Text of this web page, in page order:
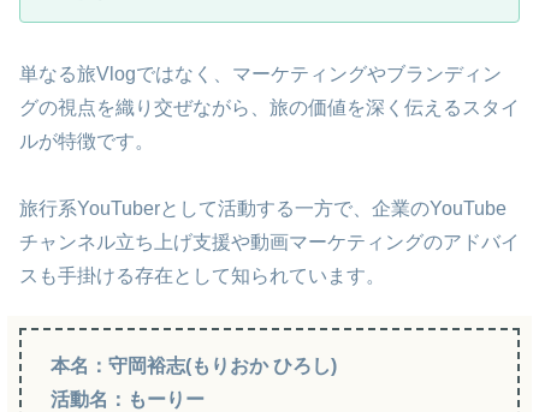
単なる旅Vlogではなく、マーケティングやブランディン
グの視点を織り交ぜながら、旅の価値を深く伝えるスタイ
ルが特徴です。
旅行系YouTuberとして活動する一方で、企業のYouTube
チャンネル立ち上げ支援や動画マーケティングのアドバイ
スも手掛ける存在として知られています。
本名：守岡裕志(もりおか ひろし)
活動名：もーりー